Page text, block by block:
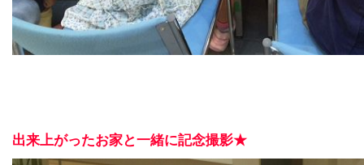
出来上がったお家と一緒に記念撮影★